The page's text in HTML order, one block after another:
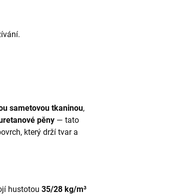
sametovou tkaninou,
pěny — tato
který drží tvar a
hustotou 35/28 kg/m³